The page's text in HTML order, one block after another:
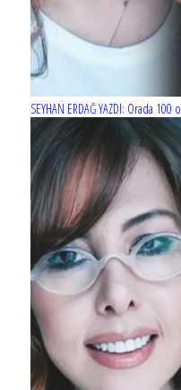
SEYHAN ERDAĞ YAZDI: Orada